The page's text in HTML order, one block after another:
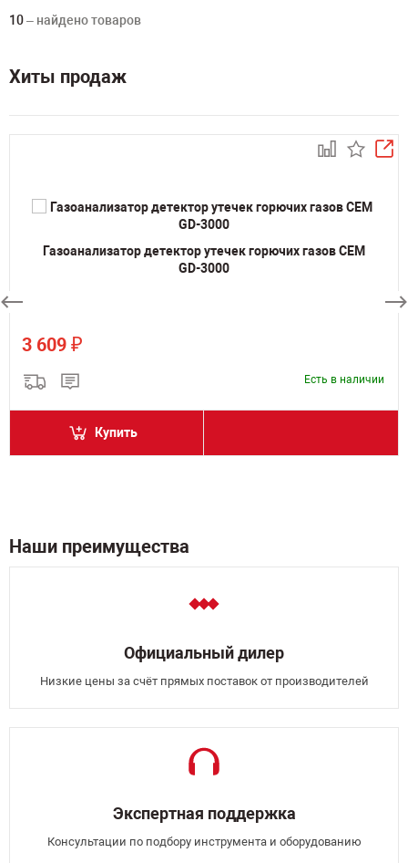
10– найдено товаров
Хиты продаж
Газоанализатор детектор утечек горючих газов CEM
GD-3000
3 609 ₽
Есть в наличии
Купить
Наши преимущества
Официальный дилер
Низкие цены за счёт прямых поставок от производителей
Экспертная поддержка
Консультации по подбору инструмента и оборудованию